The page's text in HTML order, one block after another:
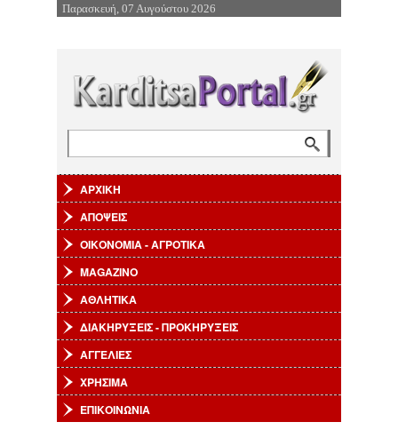
Επιστροφή στην Πλοήγηση
Παρασκευή, 07 Αυγούστου 2026
ΑΡΧΙΚΗ
ΑΠΟΨΕΙΣ
ΟΙΚΟΝΟΜΙΑ - ΑΓΡΟΤΙΚΑ
MAGAZINO
ΑΘΛΗΤΙΚΑ
ΔΙΑΚΗΡΥΞΕΙΣ - ΠΡΟΚΗΡΥΞΕΙΣ
ΑΓΓΕΛΙΕΣ
ΧΡΗΣΙΜΑ
ΕΠΙΚΟΙΝΩΝΙΑ